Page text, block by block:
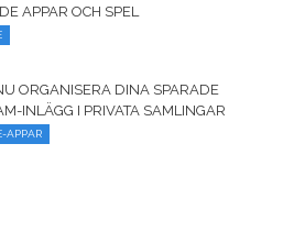
APPAR OCH SPEL
ORGANISERA DINA SPARADE
INLÄGG I PRIVATA SAMLINGAR
APPAR